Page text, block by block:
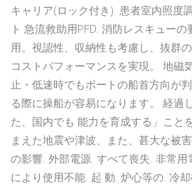
キャリア(ロック付き). 患者室内照度
ト 急流救助用PFD. 消防レスキュー
用。視認性、収納性も考慮し、抜群
コストパフォーマンスを実現。 地磁
止・低速時でもボートの船首方向が
る際に操船が容易になります。 経過
た、国内でも 能力を育成する」こと
まえた地震や津波、また、甚大な被
の影響. 外部電源. すべて喪失. 非常
により使用不能. 起 動. 炉心等の. 冷